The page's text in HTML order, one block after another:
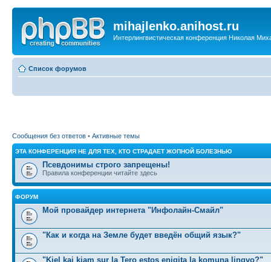
mihajlenko.anihost.ru
Интерлингвистическая конференция Николая
Список форумов
Сообщения без ответов • Активные темы
ЭТА КОНФЕРЕНЦИЯ НЕ ДЛЯ ТЕХ, КТО СТРАДАЕТ ЖОПНОЙ БОЛЕЗНЬЮ
Псевдонимы строго запрещены!
Правила конференции читайте здесь
ФОРУМ
Мой провайдер интернета "Инфолайн-Смайл"
"Как и когда на Земле будет введён общий язык?"
"Kiel kaj kiam sur la Tero estos enigita la komuna lingvo?"